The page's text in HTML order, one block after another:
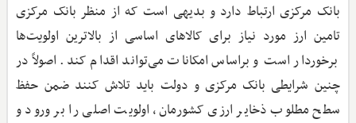
بانک مرکزی ارتباط دارد و بدیهی است که از منظر بانک مرکزی
تامین ارز مورد نیاز برای کالاهای اساسی از بالاترین اولویت‌ها
برخوردار است و براساس امکانات می‌تواند اقدام کند. اصولاً در
چنین شرایطی بانک مرکزی و دولت باید تلاش کنند ضمن حفظ
سطح مطلوب ذخایر ارزی کشورمان، اولویت اصلی را بر ورود و